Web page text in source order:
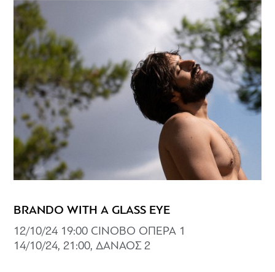
BRANDO WITH A GLASS EYE
12/10/24 19:00 CINOBO ΟΠΕΡΑ 1
14/10/24, 21:00, ΔΑΝΑΟΣ 2